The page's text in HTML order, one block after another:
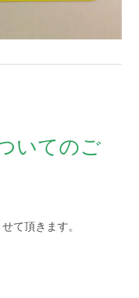
いてのご
て頂きます。